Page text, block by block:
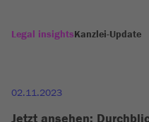
Legal insightsKanzlei-Update
02.11.2023
Jetzt ansehen: